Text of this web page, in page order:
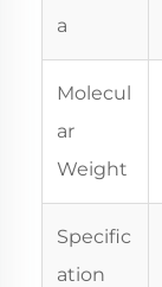
a
Molecul
ar
Weight
Specific
ation